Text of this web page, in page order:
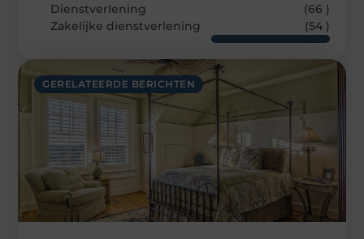
GERELATEERDE BERICHTEN
Dienstverlening
(66 )
Zakelijke dienstverlening
(54 )